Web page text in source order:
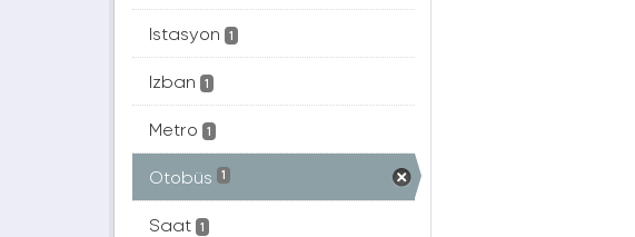
Istasyon 1
Izban 1
Metro 1
Otobüs 1
Saat 1